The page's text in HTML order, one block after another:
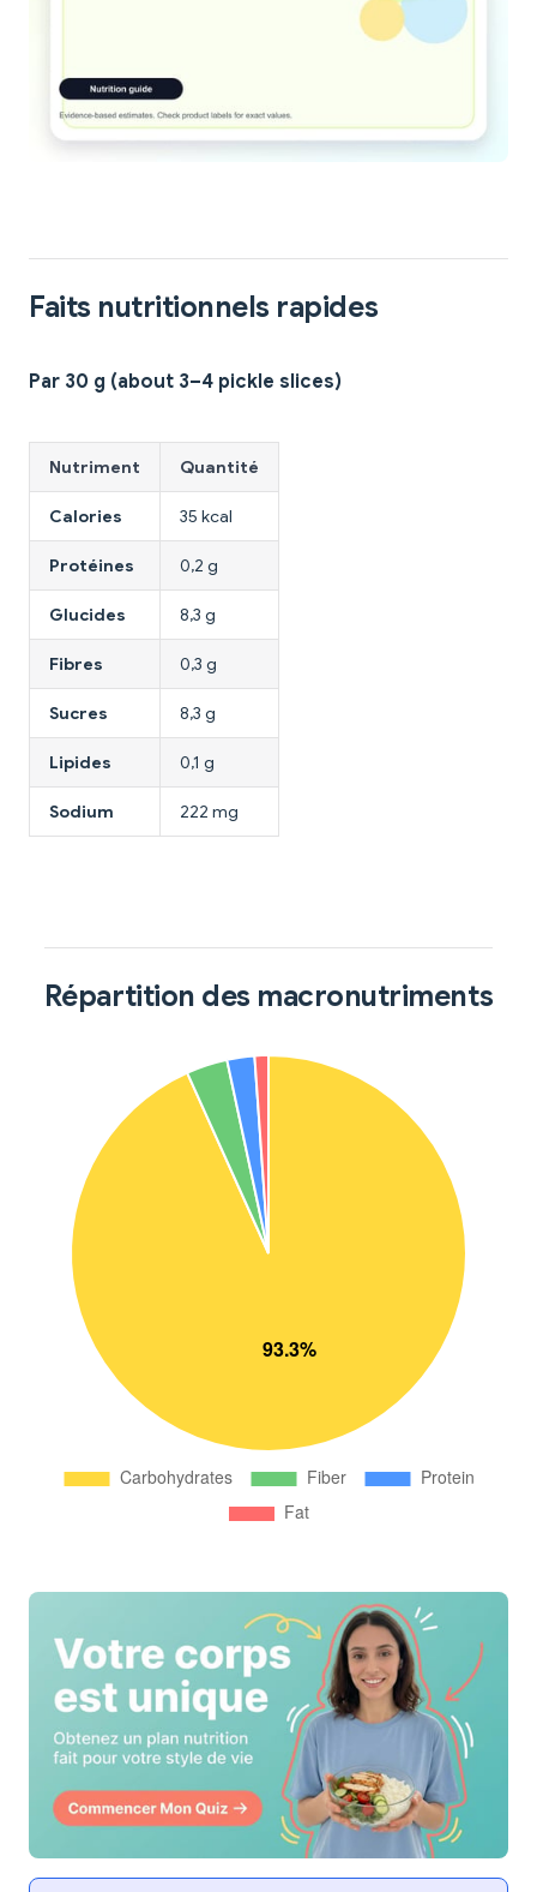
Faits nutritionnels rapides
Par 30 g (about 3–4 pickle slices)
Nutriment Quantité
Calories 35 kcal
Protéines 0,2 g
Glucides 8,3 g
Fibres 0,3 g
Sucres 8,3 g
Lipides 0,1 g
Sodium 222 mg
Répartition des macronutriments